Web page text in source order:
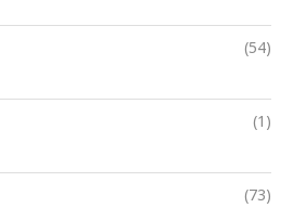
(54)
(1)
(73)